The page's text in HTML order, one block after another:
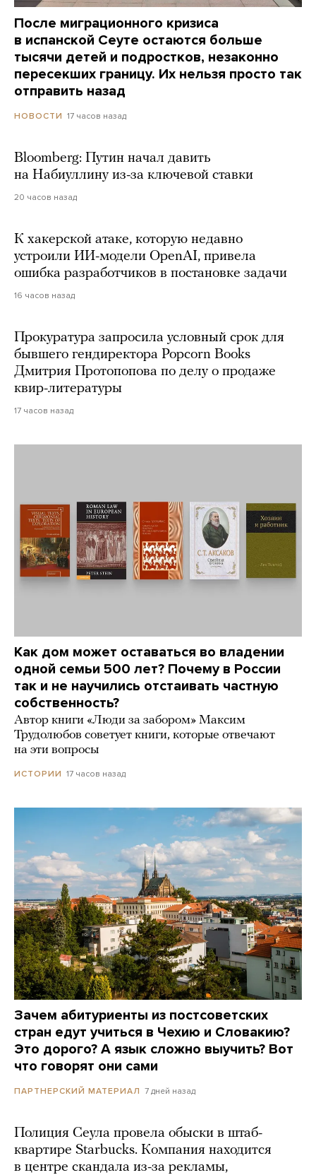
После миграционного кризиса
в испанской Сеуте остаются больше
тысячи детей и подростков, незаконно
пересекших границу. Их нельзя просто так
отправить назад
НОВОСТИ 17 часов назад
Bloomberg: Путин начал давить
на Набиуллину из-за ключевой ставки
20 часов назад
К хакерской атаке, которую недавно
устроили ИИ-модели OpenAI, привела
ошибка разработчиков в постановке задачи
16 часов назад
Прокуратура запросила условный срок для
бывшего гендиректора Popcorn Books
Дмитрия Протопопова по делу о продаже
квир-литературы
17 часов назад
Как дом может оставаться во владении
одной семьи 500 лет? Почему в России
так и не научились отстаивать частную
собственность?
Автор книги «Люди за забором» Максим
Трудолюбов советует книги, которые отвечают
на эти вопросы
ИСТОРИИ 17 часов назад
Зачем абитуриенты из постсоветских
стран едут учиться в Чехию и Словакию?
Это дорого? А язык сложно выучить? Вот
что говорят они сами
ПАРТНЕРСКИЙ МАТЕРИАЛ 7 дней назад
Полиция Сеула провела обыски в штаб-
квартире Starbucks. Компания находится
в центре скандала из-за рекламы,